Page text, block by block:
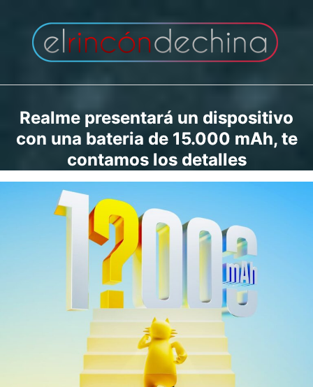
contenido
Realme presentará un dispositivo
con una bateria de 15.000 mAh, te
contamos los detalles